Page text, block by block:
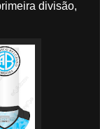
divisão,